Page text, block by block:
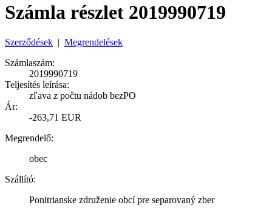
Számla részlet 2019990719
Szerződések | Megrendelések
Számlaszám:
2019990719
Teljesítés leírása:
zľava z počtu nádob bezPO
Ár:
-263,71 EUR
Megrendelő:
obec
Szállító:
Ponitrianske združenie obcí pre separovaný zber